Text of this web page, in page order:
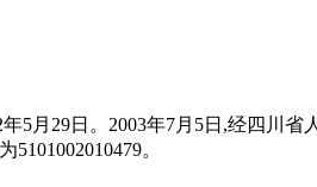
月29日。2003年7月5日,经四川
。